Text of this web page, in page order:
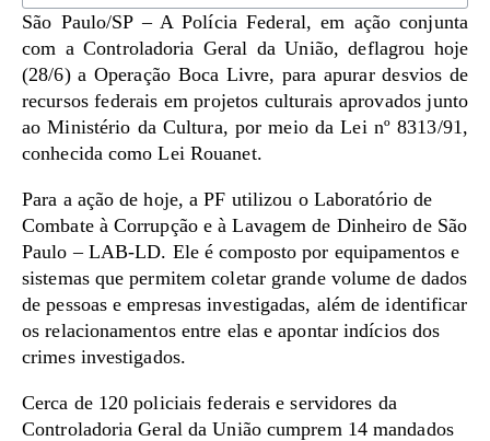
São Paulo/SP – A Polícia Federal, em ação conjunta
com a Controladoria Geral da União, deflagrou hoje
(28/6) a Operação Boca Livre, para apurar desvios de
recursos federais em projetos culturais aprovados junto
ao Ministério da Cultura, por meio da Lei nº 8313/91,
conhecida como Lei Rouanet.
Para a ação de hoje, a PF utilizou o Laboratório de
Combate à Corrupção e à Lavagem de Dinheiro de São
Paulo – LAB-LD. Ele é composto por equipamentos e
sistemas que permitem coletar grande volume de dados
de pessoas e empresas investigadas, além de identificar
os relacionamentos entre elas e apontar indícios dos
crimes investigados.
Cerca de 120 policiais federais e servidores da
Controladoria Geral da União cumprem 14 mandados